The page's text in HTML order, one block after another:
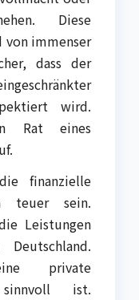
Diese
immenser
dass der
wird.
Rat eines
finanzielle
teuer sein.
Leistungen
private
sinnvoll ist.